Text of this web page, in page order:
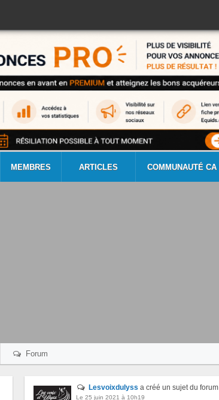
MEMBRES ARTICLES COMMUNAUTÉ CA
Forum
Lesvoixdulyss a créé un sujet du forum
Le 25 juin 2021 à 10h19